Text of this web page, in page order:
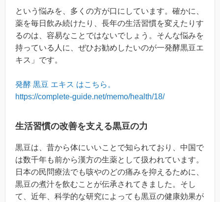
という悩みを、多くの方が口にしています。確かに、
薬を毎日飲み続けたり、長年の生活習慣を変えたりす
るのは、容易なことではないでしょう。そんな悩みを
持っている人に、ぜひお勧めしたいのが一発酵黒豆エ
キス」です。
発酵 黒豆 エキス はこちら。
https://complete-guide.net/memo/health/18/
生活習慣の改善を支える黒豆の力
黒豆は、昔から体にいいことで知られており、中国で
は数千年も前から漢方の生薬として扱われています。
日本の民問療法でも咳やのどの痛みを抑えるために、
黒豆の煮汁を飲むことが伝承されてきました。そし
て、近年、科学的な研究によっても黒豆の健康効果が